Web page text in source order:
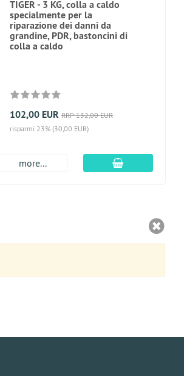
TIGER - 3 KG, colla a caldo
specialmente per la
riparazione dei danni da
grandine, PDR, bastoncini di
colla a caldo
102,00 EUR RRP 132,00 EUR
risparmi 23% (30,00 EUR)
more... aggiungi al